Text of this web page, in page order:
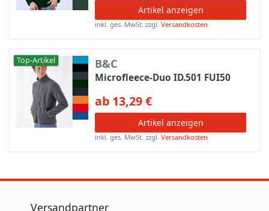
Artikel anzeigen
inkl. ges. MwSt. zzgl.Versandkosten
Top-Artikel B&C
Microfleece-Duo ID.501 FUI50
ab 13,29 €
Artikel anzeigen
inkl. ges. MwSt. zzgl.Versandkosten
Versandpartner